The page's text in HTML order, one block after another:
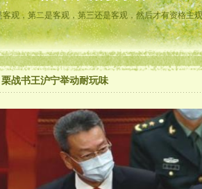
客观，第二是客观，第三还是客观，然后才有资格主
战书王沪宁举动耐玩味